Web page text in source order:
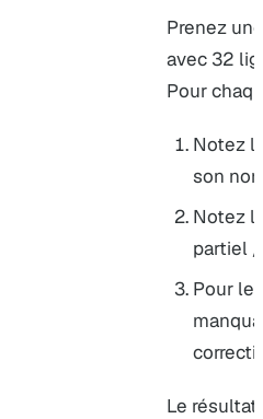
Prenez
avec 32
Pour
Notez
son
Notez
partiel
Pour
Le